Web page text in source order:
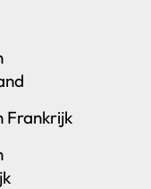
Frankrijk